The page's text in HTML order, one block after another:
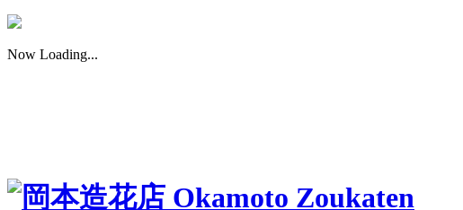
Now Loading...